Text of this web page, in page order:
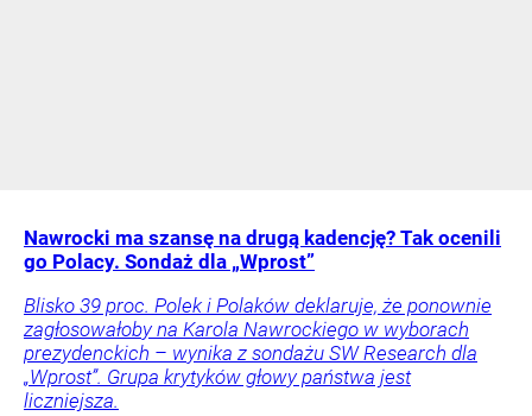
Nawrocki ma szansę na drugą kadencję? Tak ocenili
go Polacy. Sondaż dla „Wprost”
Blisko 39 proc. Polek i Polaków deklaruje, że ponownie
zagłosowałoby na Karola Nawrockiego w wyborach
prezydenckich – wynika z sondażu SW Research dla
„Wprost”. Grupa krytyków głowy państwa jest
liczniejsza.